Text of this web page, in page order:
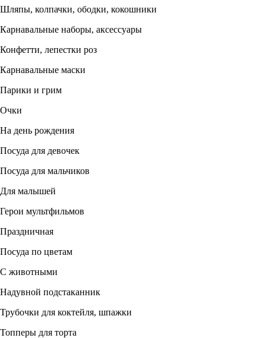
Шляпы, колпачки, ободки, кокошники
Карнавальные наборы, аксессуары
Конфетти, лепестки роз
Карнавальные маски
Парики и грим
Очки
На день рождения
Посуда для девочек
Посуда для мальчиков
Для малышей
Герои мультфильмов
Праздничная
Посуда по цветам
С животными
Надувной подстаканник
Трубочки для коктейля, шпажки
Топперы для торта